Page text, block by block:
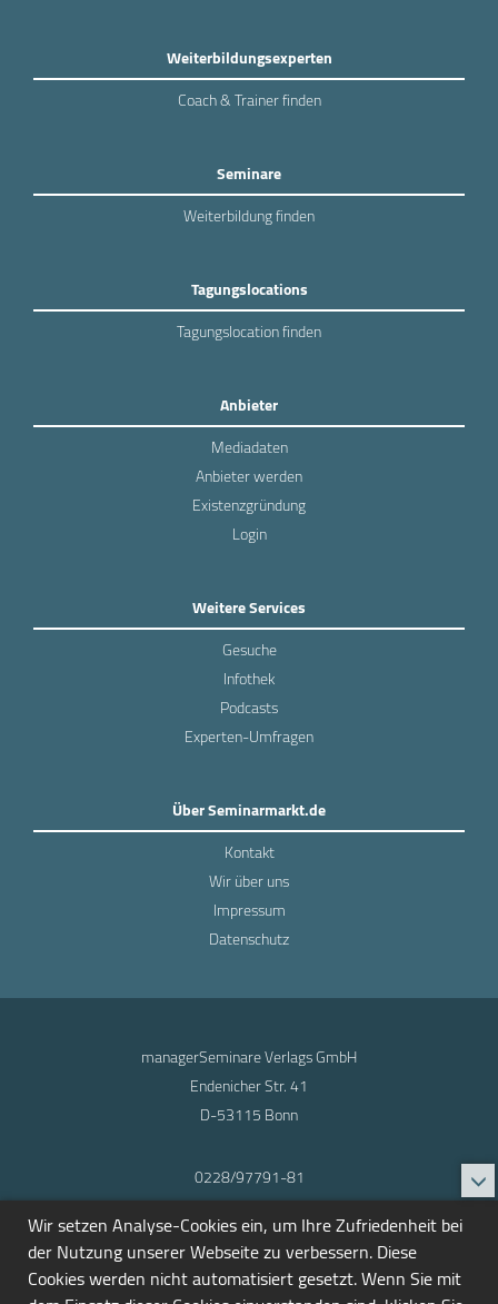
Weiterbildungsexperten
Coach & Trainer finden
Seminare
Weiterbildung finden
Tagungslocations
Tagungslocation finden
Anbieter
Mediadaten
Anbieter werden
Existenzgründung
Login
Weitere Services
Gesuche
Infothek
Podcasts
Experten-Umfragen
Über Seminarmarkt.de
Kontakt
Wir über uns
Impressum
Datenschutz
managerSeminare Verlags GmbH
Endenicher Str. 41
D-53115 Bonn
0228/97791-81
info@seminarmarkt.de
© 2001-2026
Wir setzen Analyse-Cookies ein, um Ihre Zufriedenheit bei
der Nutzung unserer Webseite zu verbessern. Diese
Cookies werden nicht automatisiert gesetzt. Wenn Sie mit